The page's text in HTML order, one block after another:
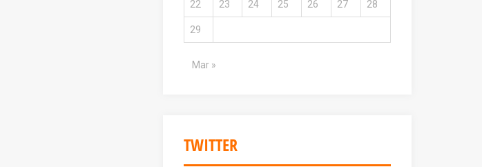
22 23 24 25 26 27 28
29
Mar »
TWITTER